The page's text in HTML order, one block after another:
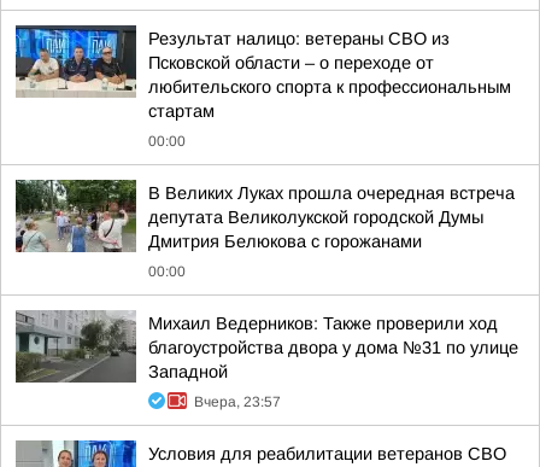
Результат налицо: ветераны СВО из
Псковской области – о переходе от
любительского спорта к профессиональным
стартам
00:00
В Великих Луках прошла очередная встреча
депутата Великолукской городской Думы
Дмитрия Белюкова с горожанами
00:00
Михаил Ведерников: Также проверили ход
благоустройства двора у дома №31 по улице
Западной
Вчера, 23:57
Условия для реабилитации ветеранов СВО